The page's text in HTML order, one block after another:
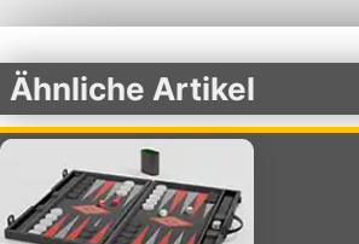
Ähnliche Artikel